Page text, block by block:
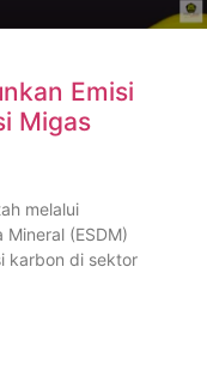
Emisi
Migas
melalui
(ESDM)
karbon di sektor